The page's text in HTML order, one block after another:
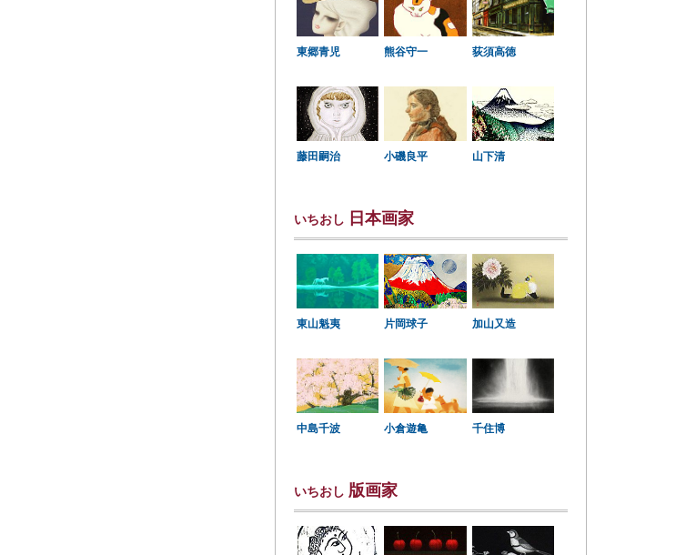
東郷青児 熊谷守一 荻須高徳
藤田嗣治 小磯良平 山下清
いちおし 日本画家
東山魁夷 片岡球子 加山又造
中島千波 小倉遊亀 千住博
いちおし 版画家